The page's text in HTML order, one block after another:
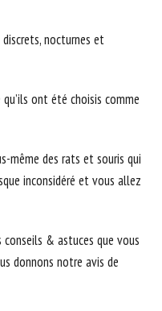
nocturnes et
ont été choisis comme
même des rats et souris qui
inconsidéré et vous allez
& astuces que vous
donnons notre avis de